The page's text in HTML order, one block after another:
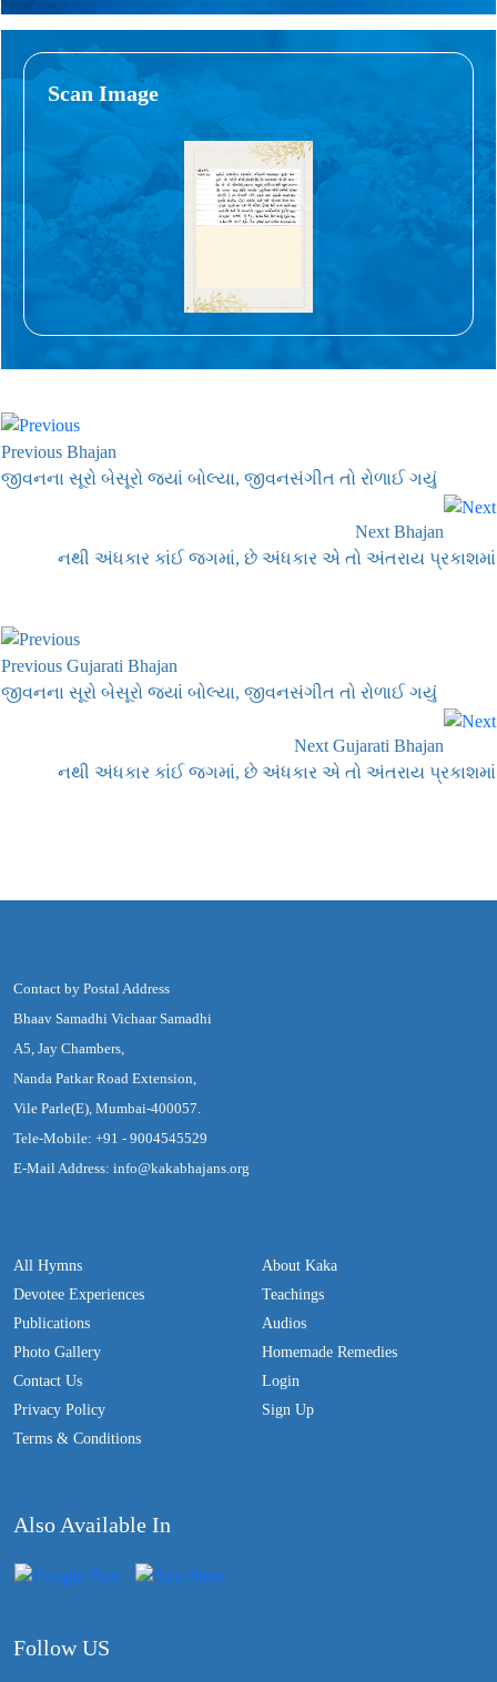
Scan Image
Previous Bhajan
જીવનના સૂરો બેસૂરો જ્યાં બોલ્યા, જીવનસંગીત તો રોળાઈ ગયું
Next Bhajan
નથી અંધકાર કાંઈ જગમાં, છે અંધકાર એ તો અંતરાય પ્રકાશમાં
Previous Gujarati Bhajan
જીવનના સૂરો બેસૂરો જ્યાં બોલ્યા, જીવનસંગીત તો રોળાઈ ગયું
Next Gujarati Bhajan
નથી અંધકાર કાંઈ જગમાં, છે અંધકાર એ તો અંતરાય પ્રકાશમાં
Contact by Postal Address
Bhaav Samadhi Vichaar Samadhi
A5, Jay Chambers,
Nanda Patkar Road Extension,
Vile Parle(E), Mumbai-400057.
Tele-Mobile: +91 - 9004545529
E-Mail Address: info@kakabhajans.org
All Hymns
Devotee Experiences
Publications
Photo Gallery
Contact Us
Privacy Policy
Terms & Conditions
About Kaka
Teachings
Audios
Homemade Remedies
Login
Sign Up
Also Available In
Follow US